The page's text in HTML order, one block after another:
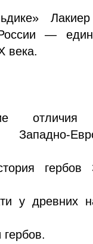
—
века.
отличия
гербов
у древних